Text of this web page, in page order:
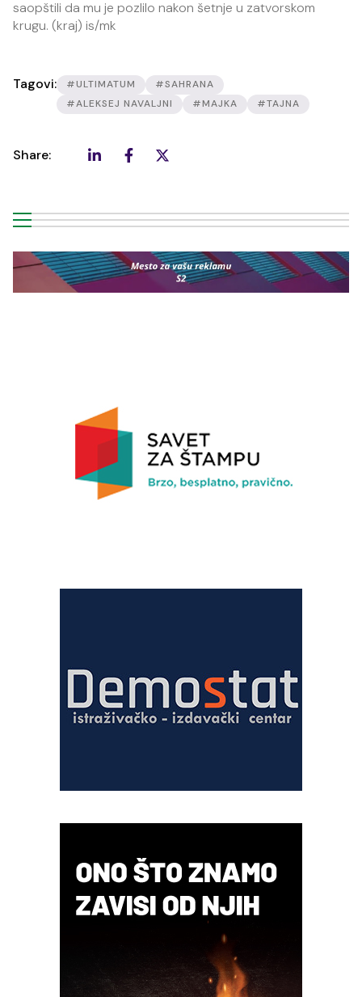
saopštili da mu je pozlilo nakon šetnje u zatvorskom
krugu. (kraj) is/mk
Tagovi: #ULTIMATUM
#SAHRANA
#ALEKSEJ NAVALJNI
#MAJKA #TAJNA
Share: